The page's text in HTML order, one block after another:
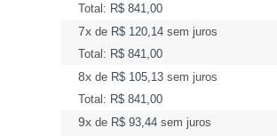
Total: R$ 841,00
7x de R$ 120,14 sem juros
Total: R$ 841,00
8x de R$ 105,13 sem juros
Total: R$ 841,00
9x de R$ 93,44 sem juros